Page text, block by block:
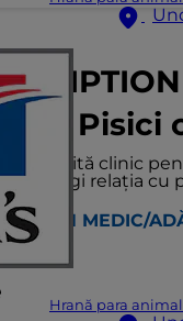
Hrană para
Pisici
dovedită clinic
prelungi relaţia cu
UN MEDIC/